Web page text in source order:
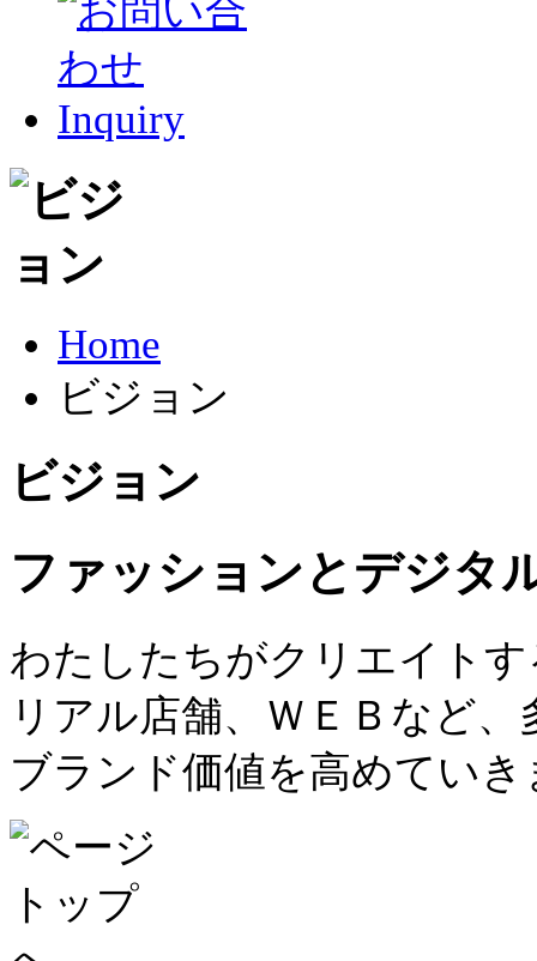
Home
ビジョン
ビジョン
ファッションとデジタ
わたしたちがクリエイト
リアル店舗、ＷＥＢなど
ブランド価値を高めていき